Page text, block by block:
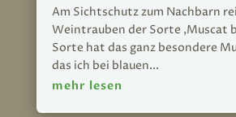
Am Sichtschutz zum Nachbarn
Weintrauben der Sorte ‚Muscat
Sorte hat das ganz besondere
das ich bei blauen...
mehr lesen